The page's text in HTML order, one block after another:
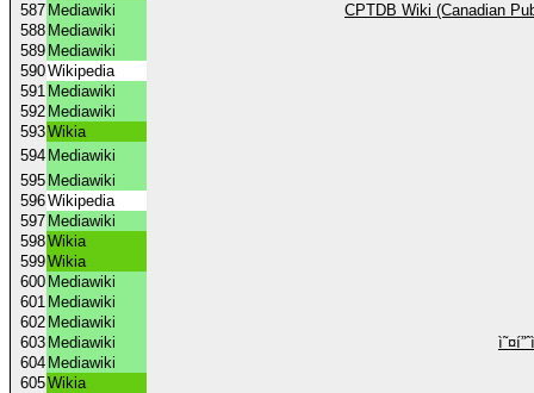
587 Mediawiki
CPTDB Wiki (Canadian
588 Mediawiki
589 Mediawiki
590Wikipedia
591 Mediawiki
592 Mediawiki
593Wikia
594 Mediawiki
595 Mediawiki
596Wikipedia
597 Mediawiki
598Wikia
599Wikia
600 Mediawiki
601 Mediawiki
602 Mediawiki
603 Mediawiki
604 Mediawiki
605Wikia